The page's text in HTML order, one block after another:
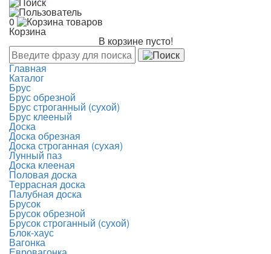
0
Корзина
В корзине пусто!
Главная
Каталог
Брус
Брус обрезной
Брус строганный (сухой)
Брус клееный
Доска
Доска обрезная
Доска строганная (сухая)
Лунный паз
Доска клееная
Половая доска
Террасная доска
Палубная доска
Брусок
Брусок обрезной
Брусок строганный (сухой)
Блок-хаус
Вагонка